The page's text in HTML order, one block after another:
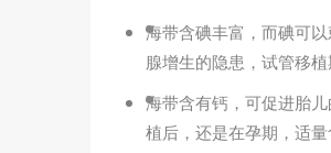
海带含碘丰富，而碘可
腺增生的隐患，试管移
海带含有钙，可促进胎
植后，还是在孕期，适